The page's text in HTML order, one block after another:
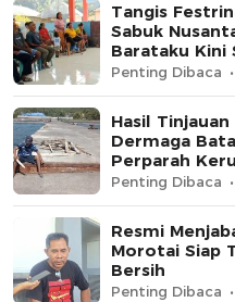
Tangis
Sabuk
Barataku Kini
Penting Dibaca
Hasil Tinjauan
Dermaga
Perparah
Penting Dibaca
Resmi
Morotai Siap
Bersih
Penting Dibaca